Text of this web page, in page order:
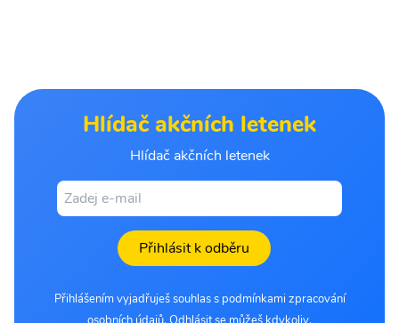
Hlídač akčních letenek
Hlídač akčních letenek
Přihlásit k odběru
Přihlášením vyjadřuješ souhlas s podmínkami zpracování